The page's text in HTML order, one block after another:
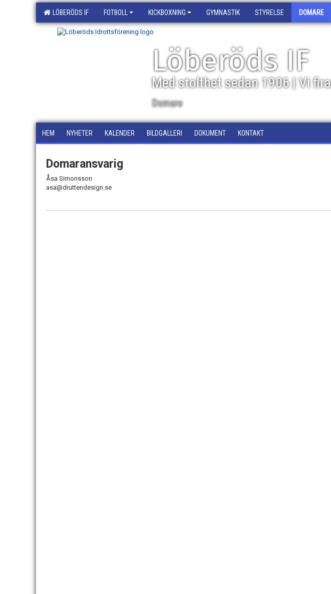
LÖBERÖDS IF FOTBOLL KICKBOXNING GYMNASTIK STYRELSE DOMARE
Löberöds IF
Med stolthet sedan 1906 | Vi
Domare
HEM NYHETER KALENDER BILDGALLERI DOKUMENT KONTAKT
Domaransvarig
Åsa Simonsson
asa@druttendesign.se